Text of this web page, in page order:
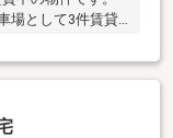
場として3件賃貸